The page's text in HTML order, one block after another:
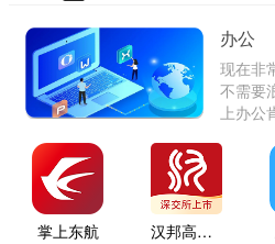
办公
现在非
不需要
上办公
免费
户交
受生活。
掌上东航
汉邦高科监控